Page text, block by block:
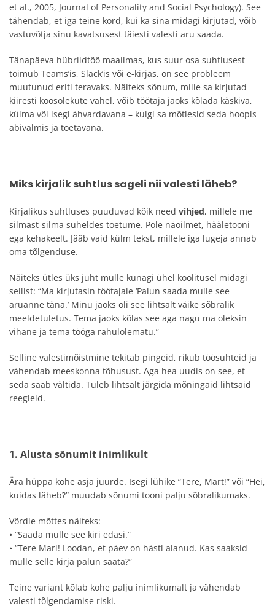
et al., 2005, Journal of Personality and Social Psychology). See
tähendab, et iga teine kord, kui ka sina midagi kirjutad, võib
vastuvõtja sinu kavatsusest täiesti valesti aru saada.
Tänapäeva hübriidtöö maailmas, kus suur osa suhtlusest
toimub Teams’is, Slack’is või e-kirjas, on see probleem
muutunud eriti teravaks. Näiteks sõnum, mille sa kirjutad
kiiresti koosolekute vahel, võib töötaja jaoks kõlada käskiva,
külma või isegi ähvardavana – kuigi sa mõtlesid seda hoopis
abivalmis ja toetavana.
Miks kirjalik suhtlus sageli nii valesti läheb?
Kirjalikus suhtluses puuduvad kõik need vihjed, millele me
silmast-silma suheldes toetume. Pole näoilmet, hääletooni
ega kehakeelt. Jääb vaid külm tekst, millele iga lugeja annab
oma tõlgenduse.
Näiteks ütles üks juht mulle kunagi ühel koolitusel midagi
sellist: “Ma kirjutasin töötajale ‘Palun saada mulle see
aruanne täna.’ Minu jaoks oli see lihtsalt väike sõbralik
meeldetuletus. Tema jaoks kõlas see aga nagu ma oleksin
vihane ja tema tööga rahulolematu.”
Selline valestimõistmine tekitab pingeid, rikub töösuhteid ja
vähendab meeskonna tõhusust. Aga hea uudis on see, et
seda saab vältida. Tuleb lihtsalt järgida mõningaid lihtsaid
reegleid.
1. Alusta sõnumit inimlikult
Ära hüppa kohe asja juurde. Isegi lühike “Tere, Mart!” või “Hei,
kuidas läheb?” muudab sõnumi tooni palju sõbralikumaks.
Võrdle mõttes näiteks:
• “Saada mulle see kiri edasi.”
• “Tere Mari! Loodan, et päev on hästi alanud. Kas saaksid
mulle selle kirja palun saata?”
Teine variant kõlab kohe palju inimlikumalt ja vähendab
valesti tõlgendamise riski.